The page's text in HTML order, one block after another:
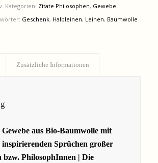
Kategorien: Zitate Philosophen, Gewebe
Geschenk, Halbleinen, Leinen, Baumwolle
Zusätzliche Informationen
aus Bio-Baumwolle mit
inspirierenden Sprüchen großer
bzw. PhilosophInnen | Die